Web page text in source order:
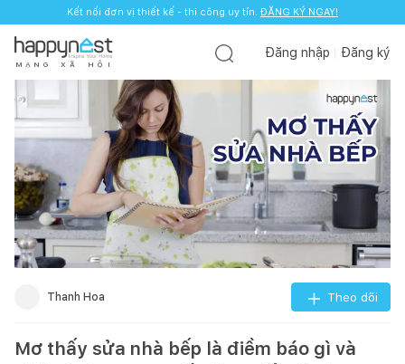
Kết nối đơn vị thiết kế - thi công uy tín. ĐĂNG KÝ NGAY!
M Ạ N G X Ã H Ộ I
Đăng nhập Đăng ký
Thanh Hoa Theo dõi
Mơ thấy sửa nhà bếp là điềm báo gì và